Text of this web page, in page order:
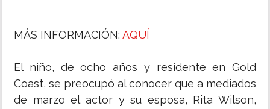
MÁS INFORMACIÓN: AQUÍ
El niño, de ocho años y residente en Gold
Coast, se preocupó al conocer que a mediados
de marzo el actor y su esposa, Rita Wilson,